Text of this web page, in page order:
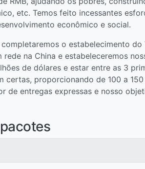
etc. Temos feito incessantes
econômico e social.
o estabelecimento do
na China e estabeleceremos
de dólares e estar entre as 3
certas, proporcionando de 100 a
entregas expressas e nosso